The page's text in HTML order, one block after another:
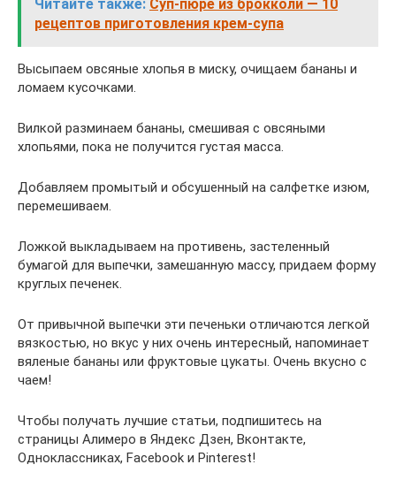
Читайте также: Суп-пюре из брокколи — 10
рецептов приготовления крем-супа
Высыпаем овсяные хлопья в миску, очищаем бананы и
ломаем кусочками.
Вилкой разминаем бананы, смешивая с овсяными
хлопьями, пока не получится густая масса.
Добавляем промытый и обсушенный на салфетке изюм,
перемешиваем.
Ложкой выкладываем на противень, застеленный
бумагой для выпечки, замешанную массу, придаем форму
круглых печенек.
От привычной выпечки эти печеньки отличаются легкой
вязкостью, но вкус у них очень интересный, напоминает
вяленые бананы или фруктовые цукаты. Очень вкусно с
чаем!
Чтобы получать лучшие статьи, подпишитесь на
страницы Алимеро в Яндекс Дзен, Вконтакте,
Одноклассниках, Facebook и Pinterest!